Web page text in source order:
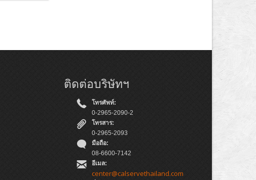
ติดต่อบริษัทฯ
โทรศัพท์:
0-2965-2090-2
โทรสาร:
0-2965-2093
มือถือ:
08-6600-7142
อีเมล:
center@calservethailand.com